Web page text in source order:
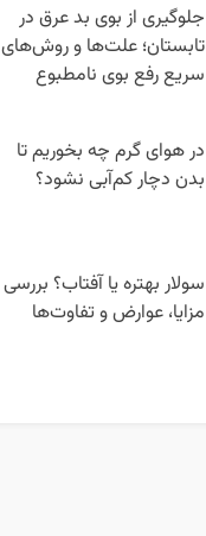
جلوگیری از بوی بد عرق در
تابستان؛ علت‌ها و روش‌های
سریع رفع بوی نامطبوع
در هوای گرم چه بخوریم تا
بدن دچار کم‌آبی نشود؟
سولار بهتره یا آفتاب؟ بررسی
مزایا، عوارض و تفاوت‌ها